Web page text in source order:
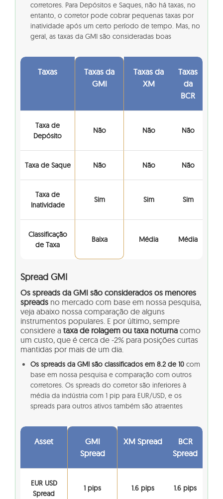
corretores. Para Depósitos e Saques, não há taxas, no
entanto, o corretor pode cobrar pequenas taxas por
inatividade após um certo período de tempo. Mas, no
geral, as taxas da GMI são consideradas boas
Taxas
Taxas da
GMI
Taxas da
XM
Taxas
da
BCR
Taxa de
Depósito
Não Não Não
Taxa de Saque Não Não Não
Taxa de
Inatividade
Sim Sim Sim
Classificação
de Taxa
Baixa Média Média
Spread GMI
Os spreads da GMI são considerados os menores
spreads no mercado com base em nossa pesquisa,
veja abaixo nossa comparação de alguns
instrumentos populares. E por último, sempre
considere a taxa de rolagem ou taxa noturna como
um custo, que é cerca de -2% para posições curtas
mantidas por mais de um dia.
Os spreads da GMI são classificados em 8.2 de 10 com
base em nossa pesquisa e comparação com outros
corretores. Os spreads do corretor são inferiores à
média da indústria com 1 pip para EUR/USD, e os
spreads para outros ativos também são atraentes
Asset
GMI
Spread
XM Spread
BCR
Spread
EUR USD
Spread
1 pips 1.6 pips 1.6 pips